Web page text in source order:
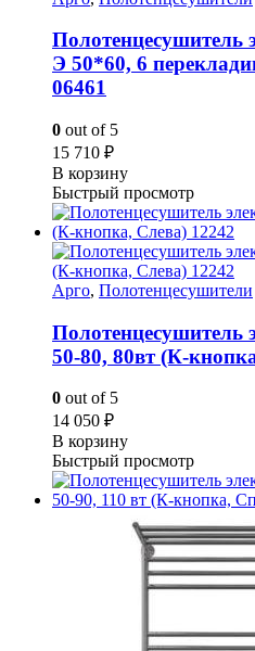
Полотенцесушитель
Э 50*60, 6
06461
0 out of 5
15 710 ₽
В корзину
Быстрый просмотр
Арго, Полотенцесушители
Полотенцесушитель
50-80, 80вт (К-
0 out of 5
14 050 ₽
В корзину
Быстрый просмотр